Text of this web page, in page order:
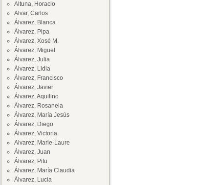
Altuna, Horacio
Alvar, Carlos
Álvarez, Blanca
Álvarez, Pipa
Álvarez, Xosé M.
Álvarez, Miguel
Álvarez, Julia
Álvarez, Lidia
Álvarez, Francisco
Álvarez, Javier
Álvarez, Aquilino
Álvarez, Rosanela
Álvarez, María Jesús
Álvarez, Diego
Álvarez, Victoria
Alvarez, Marie-Laure
Álvarez, Juan
Álvarez, Pitu
Álvarez, María Claudia
Álvarez, Lucía